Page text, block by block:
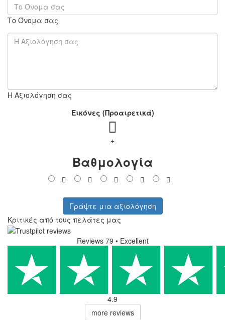
Το Όνομα σας
Η Αξιολόγηση σας
Εικόνες (Προαιρετικά)
+
Βαθμολογία
Γράψτε μια αξιολόγηση
Κριτικές από τους πελάτες μας
Reviews 79 • Excellent
4.9
more reviews